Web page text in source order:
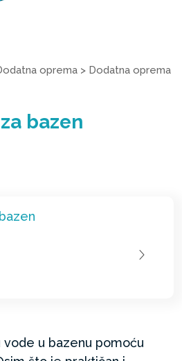
oprema > Dodatna oprema
bazen
u bazenu pomoću